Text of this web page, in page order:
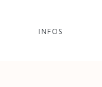
INFOS